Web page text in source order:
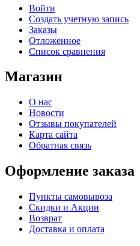
Войти
Создать учетную запись
Заказы
Отложенное
Список сравнения
Магазин
О нас
Новости
Отзывы покупателей
Карта сайта
Обратная связь
Оформление заказа
Пункты самовывоза
Скидки и Акции
Возврат
Доставка и оплата